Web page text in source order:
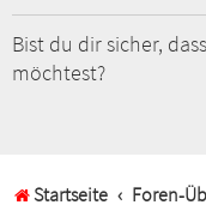
Bist du dir sicher,
möchtest?
Startseite Foren-